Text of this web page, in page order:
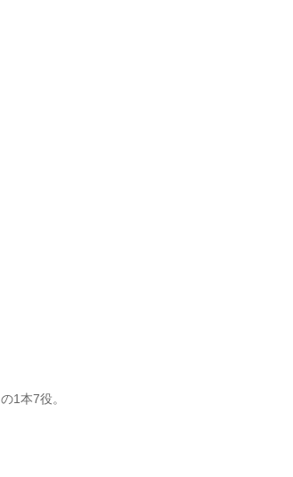
1本7役。